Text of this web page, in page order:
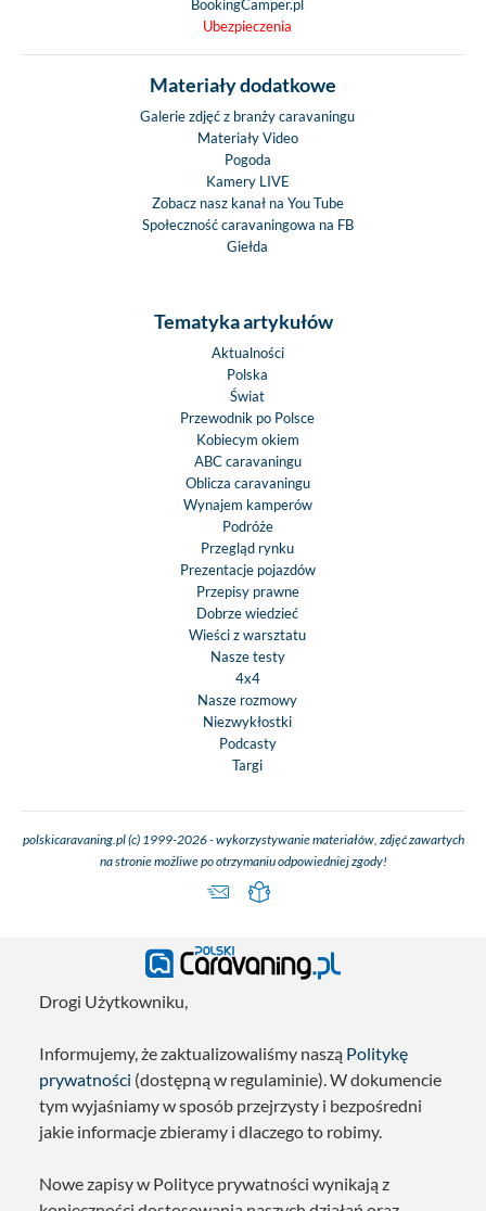
BookingCamper.pl
Ubezpieczenia
Materiały dodatkowe
Galerie zdjęć z branży caravaningu
Materiały Video
Pogoda
Kamery LIVE
Zobacz nasz kanał na You Tube
Społeczność caravaningowa na FB
Giełda
Tematyka artykułów
Aktualności
Polska
Świat
Przewodnik po Polsce
Kobiecym okiem
ABC caravaningu
Oblicza caravaningu
Wynajem kamperów
Podróże
Przegląd rynku
Prezentacje pojazdów
Przepisy prawne
Dobrze wiedzieć
Wieści z warsztatu
Nasze testy
4x4
Nasze rozmowy
Niezwykłostki
Podcasty
Targi
polskicaravaning.pl (c) 1999-2026 - wykorzystywanie materiałów, zdjęć zawartych
na stronie możliwe po otrzymaniu odpowiedniej zgody!
Drogi Użytkowniku,
Informujemy, że zaktualizowaliśmy naszą Politykę
prywatności (dostępną w regulaminie). W dokumencie
tym wyjaśniamy w sposób przejrzysty i bezpośredni
jakie informacje zbieramy i dlaczego to robimy.
Nowe zapisy w Polityce prywatności wynikają z